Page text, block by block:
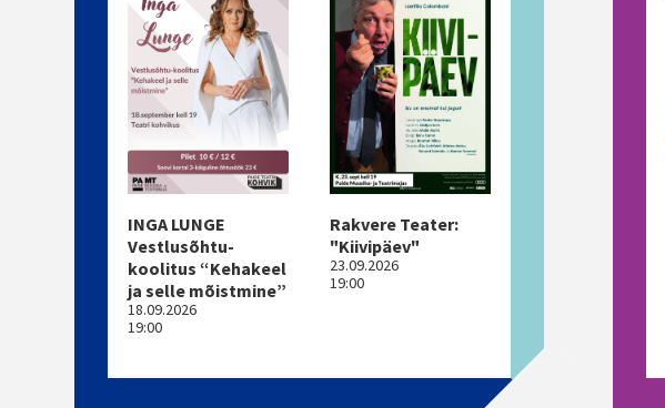
INGA LUNGE
Vestlusõhtu-
koolitus “Kehakeel
ja selle mõistmine”
18.09.2026
19:00
Rakvere Teater:
"Kiivipäev"
23.09.2026
19:00